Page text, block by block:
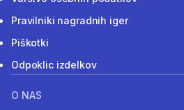
Pravilniki nagradnih iger
Piškotki
Odpoklic izdelkov
O NAS